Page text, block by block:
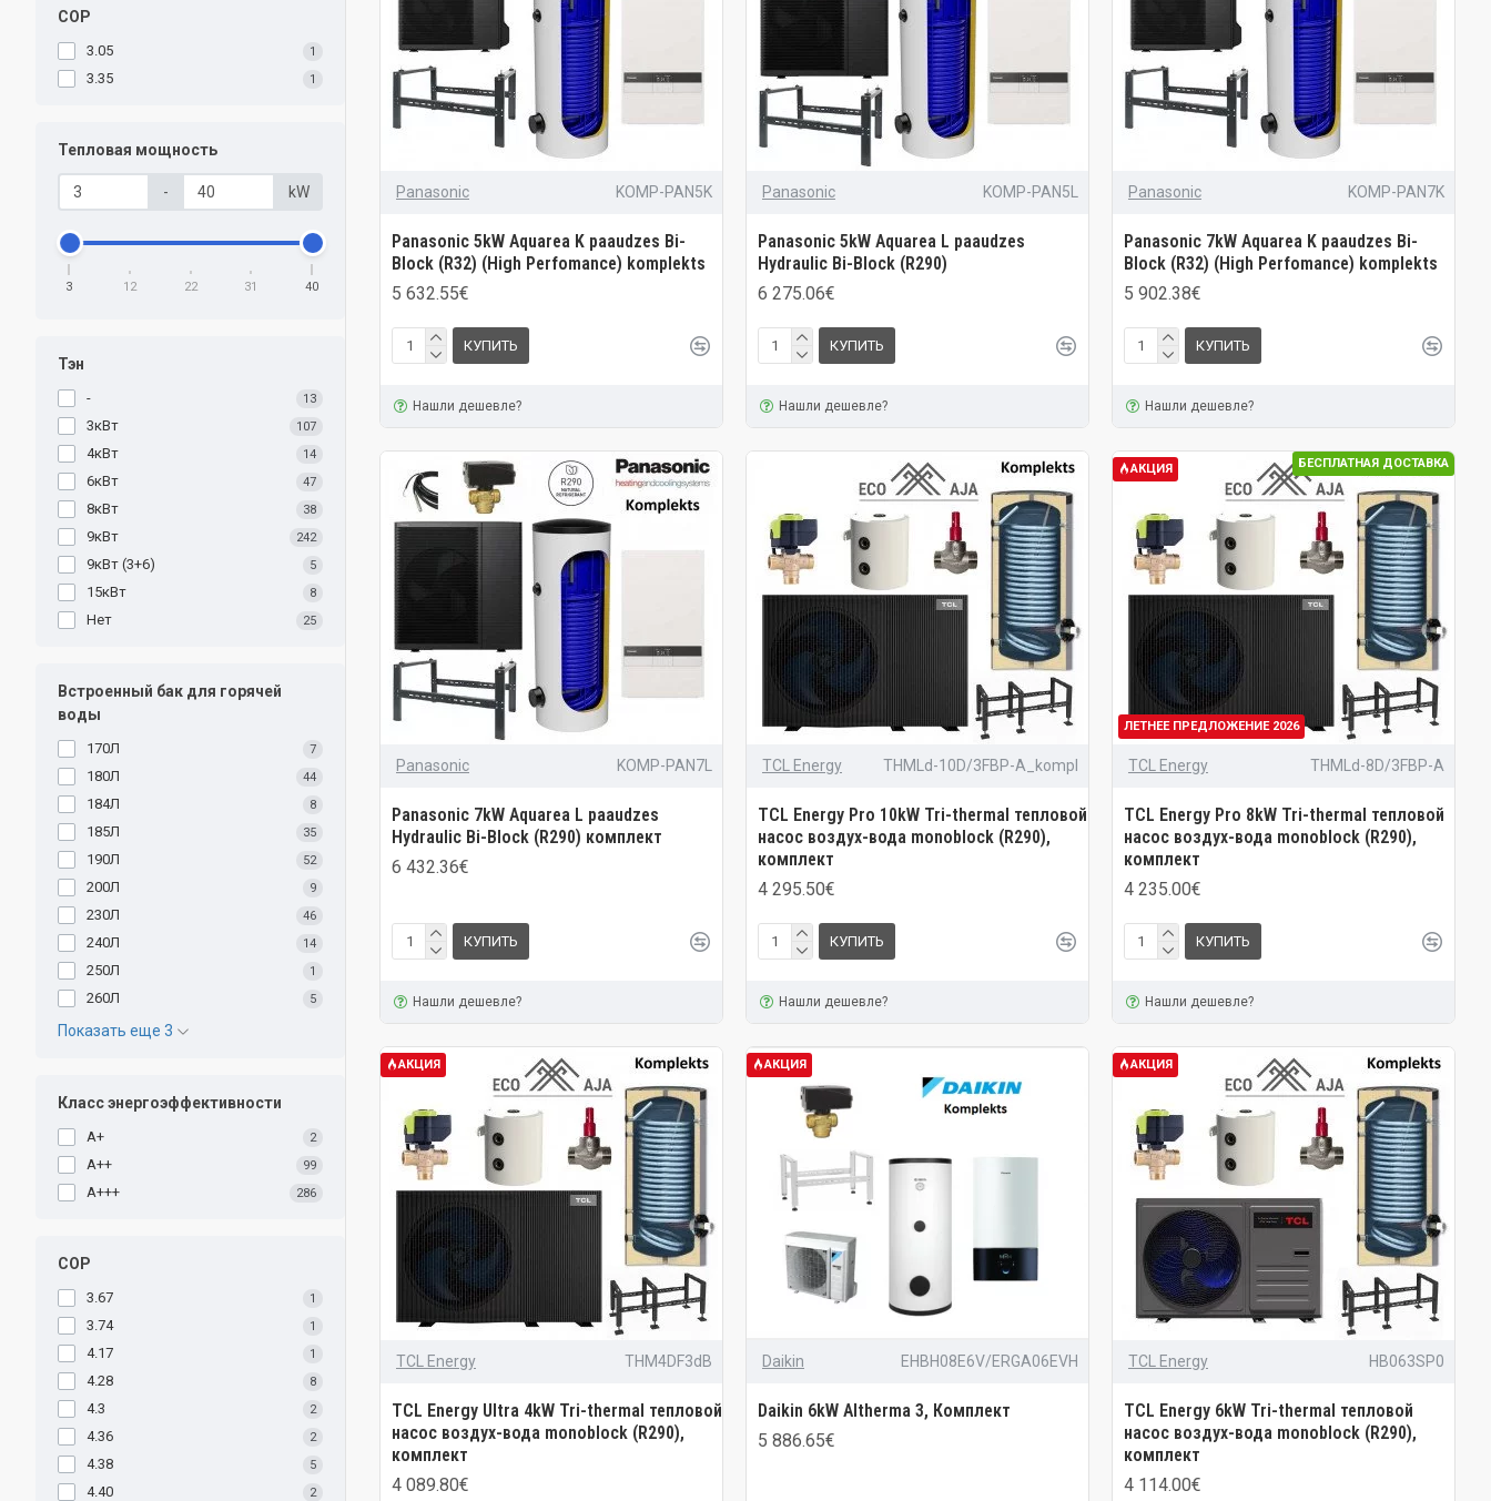
COP
3.05 1
3.35 1
Тепловая мощность
- kW
3 12 22 31 40
Тэн
- 13
3кВт 107
4кВт 14
6кВт 47
8кВт 38
9кВт 242
9кВт (3+6) 5
15кВт 8
Нет 25
Встроенный бак для горячей
воды
170Л 7
180Л 44
184Л 8
185Л 35
190Л 52
200Л 9
230Л 46
240Л 14
250Л 1
260Л 5
Показать еще 3
Класс энергоэффективности
A+ 2
A++ 99
A+++ 286
COP
3.67 1
3.74 1
4.17 1
4.28 8
4.3 2
4.36 2
4.38 5
4.40 2
Panasonic KOMP-PAN5K
Panasonic 5kW Aquarea K paaudzes Bi-
Block (R32) (High Perfomance) komplekts
5 632.55€
КУПИТЬ
Нашли дешевле?
Panasonic KOMP-PAN5L
Panasonic 5kW Aquarea L paaudzes
Hydraulic Bi-Block (R290)
6 275.06€
КУПИТЬ
Нашли дешевле?
Panasonic KOMP-PAN7K
Panasonic 7kW Aquarea K paaudzes Bi-
Block (R32) (High Perfomance) komplekts
5 902.38€
КУПИТЬ
Нашли дешевле?
Panasonic KOMP-PAN7L
Panasonic 7kW Aquarea L paaudzes
Hydraulic Bi-Block (R290) комплект
6 432.36€
КУПИТЬ
Нашли дешевле?
TCL Energy THMLd-10D/3FBP-A_kompl
TCL Energy Pro 10kW Tri-thermal тепловой
насос воздух-вода monoblock (R290),
комплект
4 295.50€
КУПИТЬ
Нашли дешевле?
АКЦИЯ
ЛЕТНЕЕ ПРЕДЛОЖЕНИЕ 2026
БЕСПЛАТНАЯ ДОСТАВКА
TCL Energy THMLd-8D/3FBP-A
TCL Energy Pro 8kW Tri-thermal тепловой
насос воздух-вода monoblock (R290),
комплект
4 235.00€
КУПИТЬ
Нашли дешевле?
АКЦИЯ
TCL Energy THM4DF3dB
TCL Energy Ultra 4kW Tri-thermal тепловой
насос воздух-вода monoblock (R290),
комплект
4 089.80€
АКЦИЯ
Daikin EHBH08E6V/ERGA06EVH
Daikin 6kW Altherma 3, Комплект
5 886.65€
АКЦИЯ
TCL Energy HB063SP0
TCL Energy 6kW Tri-thermal тепловой
насос воздух-вода monoblock (R290),
комплект
4 114.00€